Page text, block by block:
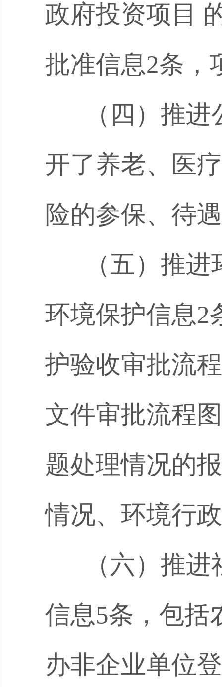
政府投资项目
批准信息2条，
（四）推
开了养老、医
险的参保、待
（五）推
环境保护信息2
护验收审批流
文件审批流程
题处理情况的
情况、环境行
（六）推
信息5条，包括
办非企业单位